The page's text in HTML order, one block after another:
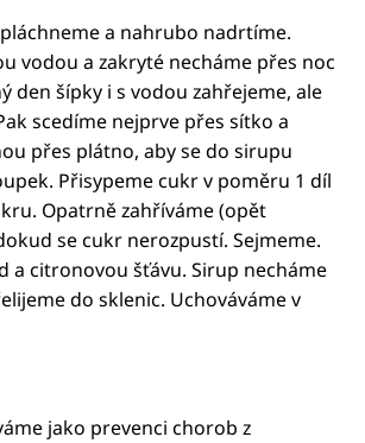
a nahrubo nadrtíme.
vodou a zakryté necháme přes noc
den šípky i s vodou zahřejeme, ale
scedíme nejprve přes sítko a
přes plátno, aby se do sirupu
Přisypeme cukr v poměru 1 díl
Opatrně zahříváme (opět
se cukr nerozpustí. Sejmeme.
a citronovou šťávu. Sirup necháme
do sklenic. Uchováváme v
jako prevenci chorob z